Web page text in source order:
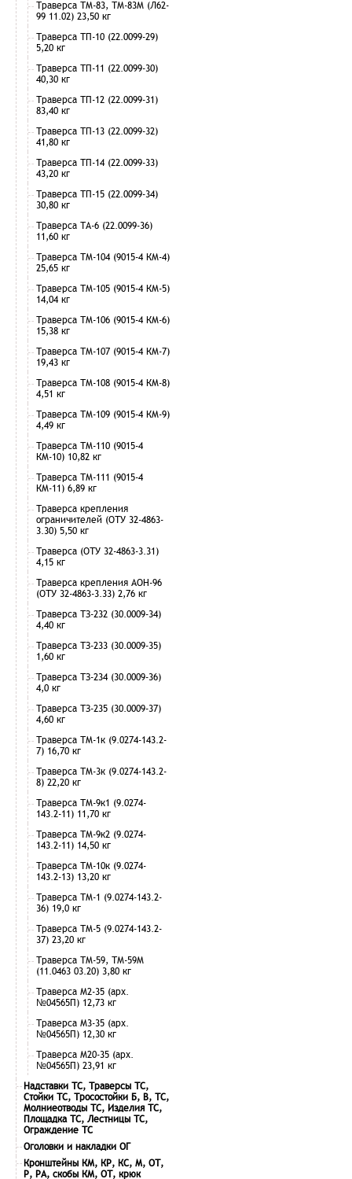
Траверса ТМ-83, ТМ-83М (Л62-
99 11.02) 23,50 кг
Траверса ТП-10 (22.0099-29)
5,20 кг
Траверса ТП-11 (22.0099-30)
40,30 кг
Траверса ТП-12 (22.0099-31)
83,40 кг
Траверса ТП-13 (22.0099-32)
41,80 кг
Траверса ТП-14 (22.0099-33)
43,20 кг
Траверса ТП-15 (22.0099-34)
30,80 кг
Траверса ТА-6 (22.0099-36)
11,60 кг
Траверса ТМ-104 (9015-4 КМ-4)
25,65 кг
Траверса ТМ-105 (9015-4 КМ-5)
14,04 кг
Траверса ТМ-106 (9015-4 КМ-6)
15,38 кг
Траверса ТМ-107 (9015-4 КМ-7)
19,43 кг
Траверса ТМ-108 (9015-4 КМ-8)
4,51 кг
Траверса ТМ-109 (9015-4 КМ-9)
4,49 кг
Траверса ТМ-110 (9015-4
КМ-10) 10,82 кг
Траверса ТМ-111 (9015-4
КМ-11) 6,89 кг
Траверса крепления
ограничителей (ОТУ 32-4863-
3.30) 5,50 кг
Траверса (ОТУ 32-4863-3.31)
4,15 кг
Траверса крепления АОН-96
(ОТУ 32-4863-3.33) 2,76 кг
Траверса ТЗ-232 (30.0009-34)
4,40 кг
Траверса ТЗ-233 (30.0009-35)
1,60 кг
Траверса ТЗ-234 (30.0009-36)
4,0 кг
Траверса ТЗ-235 (30.0009-37)
4,60 кг
Траверса ТМ-1к (9.0274-143.2-
7) 16,70 кг
Траверса ТМ-3к (9.0274-143.2-
8) 22,20 кг
Траверса ТМ-9к1 (9.0274-
143.2-11) 11,70 кг
Траверса ТМ-9к2 (9.0274-
143.2-11) 14,50 кг
Траверса ТМ-10к (9.0274-
143.2-13) 13,20 кг
Траверса ТМ-1 (9.0274-143.2-
36) 19,0 кг
Траверса ТМ-5 (9.0274-143.2-
37) 23,20 кг
Траверса ТМ-59, ТМ-59М
(11.0463 03.20) 3,80 кг
Траверса М2-35 (арх.
№04565П) 12,73 кг
Траверса М3-35 (арх.
№04565П) 12,30 кг
Траверса М20-35 (арх.
№04565П) 23,91 кг
Надставки ТС, Траверсы ТС,
Стойки ТС, Тросостойки Б, В, ТС,
Молниеотводы ТС, Изделия ТС,
Площадка ТС, Лестницы ТС,
Ограждение ТС
Оголовки и накладки ОГ
Кронштейны КМ, КР, КС, М, ОТ,
Р, РА, скобы КМ, ОТ, крюк